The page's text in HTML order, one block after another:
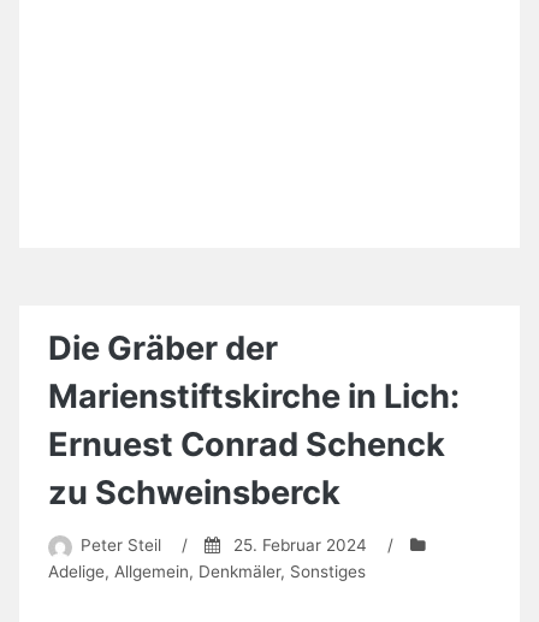
Die Gräber der
Marienstiftskirche in Lich:
Ernuest Conrad Schenck
zu Schweinsberck
Peter Steil / 25. Februar 2024
/
Adelige, Allgemein, Denkmäler, Sonstiges